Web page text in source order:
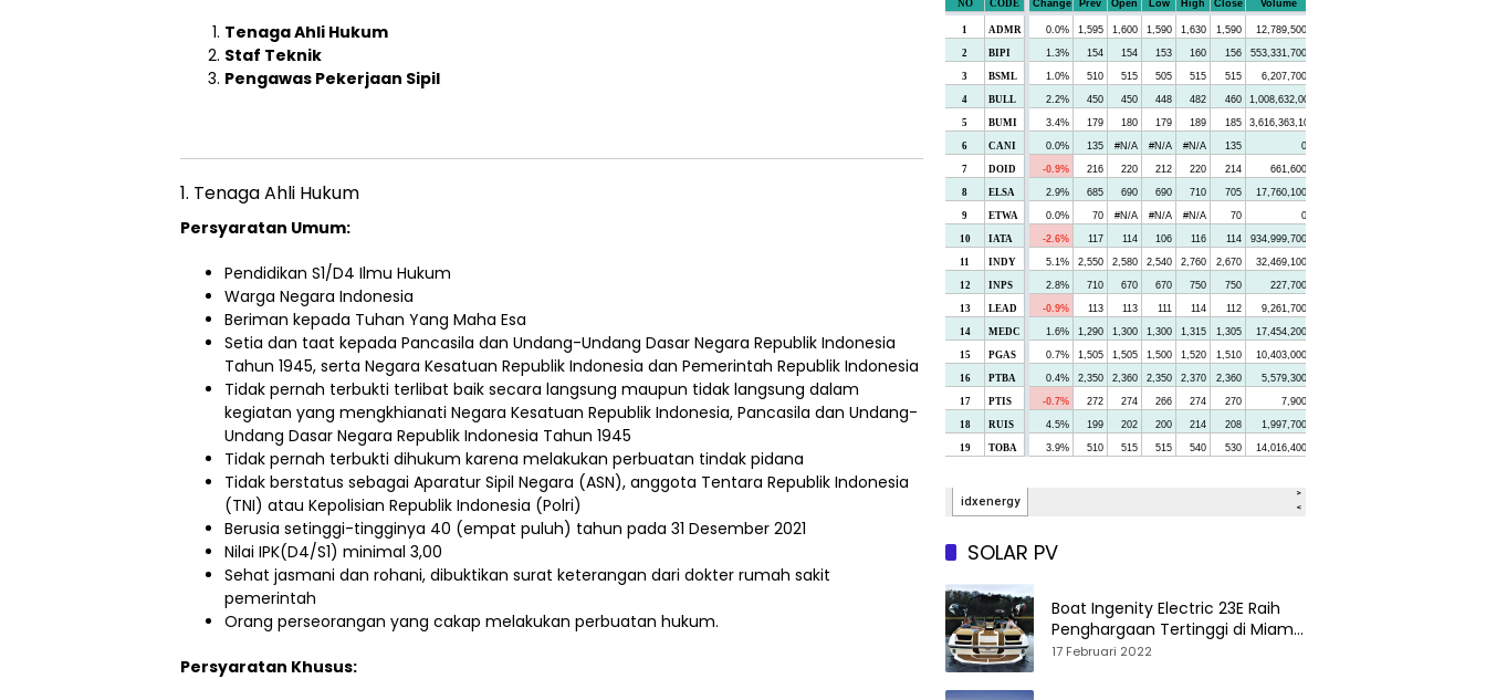
Tenaga Ahli Hukum
Staf Teknik
Pengawas Pekerjaan Sipil
1. Tenaga Ahli Hukum
Persyaratan Umum:
Pendidikan S1/D4 Ilmu Hukum
Warga Negara Indonesia
Beriman kepada Tuhan Yang Maha Esa
Setia dan taat kepada Pancasila dan Undang-Undang Dasar Negara Republik Indonesia
Tahun 1945, serta Negara Kesatuan Republik Indonesia dan Pemerintah Republik Indonesia
Tidak pernah terbukti terlibat baik secara langsung maupun tidak langsung dalam
kegiatan yang mengkhianati Negara Kesatuan Republik Indonesia, Pancasila dan Undang-
Undang Dasar Negara Republik Indonesia Tahun 1945
Tidak pernah terbukti dihukum karena melakukan perbuatan tindak pidana
Tidak berstatus sebagai Aparatur Sipil Negara (ASN), anggota Tentara Republik Indonesia
(TNI) atau Kepolisian Republik Indonesia (Polri)
Berusia setinggi-tingginya 40 (empat puluh) tahun pada 31 Desember 2021
Nilai IPK(D4/S1) minimal 3,00
Sehat jasmani dan rohani, dibuktikan surat keterangan dari dokter rumah sakit
pemerintah
Orang perseorangan yang cakap melakukan perbuatan hukum.
Persyaratan Khusus:
SOLAR PV
Boat Ingenity Electric 23E Raih
Penghargaan Tertinggi di Miami
International Boat Show
17 Februari 2022